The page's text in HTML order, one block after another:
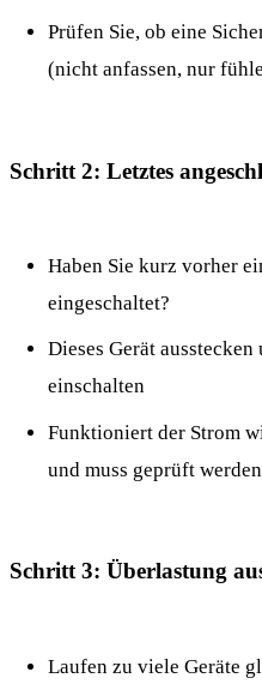
Prüfen Sie, ob eine
(nicht anfassen, nur
Schritt 2: Letztes
Haben Sie kurz vorher
eingeschaltet?
Dieses Gerät
einschalten
Funktioniert der Strom
und muss geprüft
Schritt 3: Überlastung
Laufen zu viele Geräte